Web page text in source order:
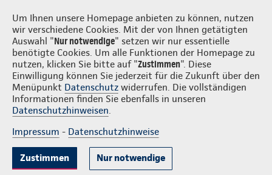
Um Ihnen unsere Homepage anbieten zu können, nutzen
wir verschiedene Cookies. Mit der von Ihnen getätigten
Auswahl "Nur notwendige" setzen wir nur essentielle
benötigte Cookies. Um alle Funktionen der Homepage zu
nutzen, klicken Sie bitte auf "Zustimmen". Diese
Einwilligung können Sie jederzeit für die Zukunft über den
Menüpunkt Datenschutz widerrufen. Die vollständigen
Informationen finden Sie ebenfalls in unseren
Datenschutzhinweisen.
Impressum - Datenschutzhinweise
Zustimmen Nur notwendige
De Vries GmbH & Co. KG Login
Gute Gründe Tarife & Leistungen Wissenswertes Beratung &